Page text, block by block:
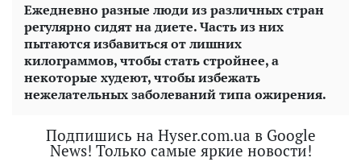
Ежедневно разные люди из различных стран
регулярно сидят на диете. Часть из них
пытаются избавиться от лишних
килограммов, чтобы стать стройнее, а
некоторые худеют, чтобы избежать
нежелательных заболеваний типа ожирения.
Подпишись на Hyser.com.ua в Google
News! Только самые яркие новости!